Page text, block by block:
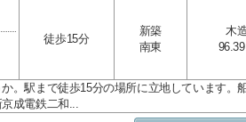
徒歩15分
新築
南東
木
。駅まで徒歩15分の場所に立地しています。
成電鉄二和...